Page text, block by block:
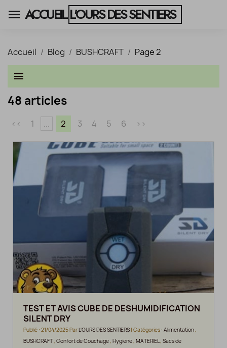
ACCUEILL'OURS DES SENTIERS
Accueil Blog BUSHCRAFT Page 2
menu
48 articles
<< 1 ... 2 3 4 5 6 >>
TEST ET AVIS CUBE DE DESHUMIDIFICATION
SILENT DRY
Publié : 21/04/2025 ParL'OURS DES SENTIERS | Catégories : Alimentation,
BUSHCRAFT, Confort de Couchage, Hygiene, MATERIEL, Sacs de